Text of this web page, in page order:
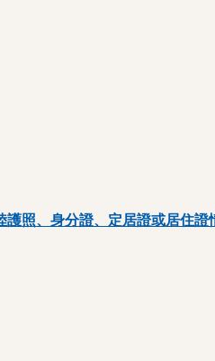
照、身分證、定居證或居住